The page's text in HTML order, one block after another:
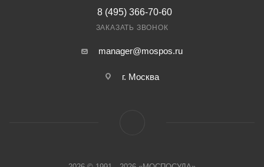
8 (495) 366-70-60
ЗАКАЗАТЬ ЗВОНОК
manager@mospos.ru
г. Москва